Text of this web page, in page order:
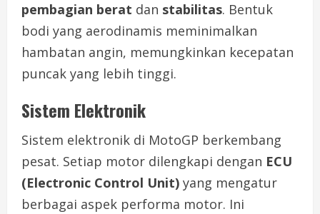
pembagian berat dan stabilitas. Bentuk
bodi yang aerodinamis meminimalkan
hambatan angin, memungkinkan kecepatan
puncak yang lebih tinggi.
Sistem Elektronik
Sistem elektronik di MotoGP berkembang
pesat. Setiap motor dilengkapi dengan ECU
(Electronic Control Unit) yang mengatur
berbagai aspek performa motor. Ini